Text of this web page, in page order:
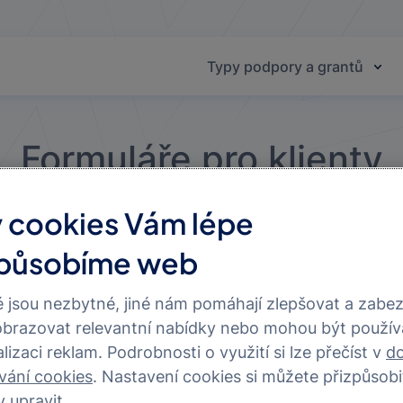
Typy podpory a grantů
Formuláře pro klienty
dluhy klientům, kteří se ne vlastní vinou dostali
schopni splnit své finanční závazky vůči Skupině
cookies Vám lépe
web
jsou nezbytné, jiné nám pomáhají zlepšovat a
relevantní nabídky nebo mohou být
reklam. Podrobnosti o využití si lze přečíst v
cookies. Nastavení cookies si můžete